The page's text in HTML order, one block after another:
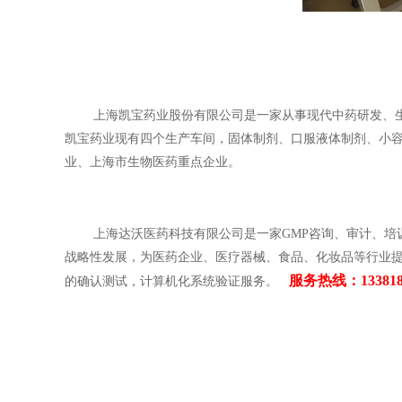
上海凯宝药业股份有限公司是一家从事现代中药研发、生
凯宝药业现有四个生产车间，固体制剂、口服液体制剂、小
业、上海市生物医药重点企业。
上海达沃医药科技有限公司是一家GMP咨询、审计、培
战略性发展，为医药企业、医疗器械、食品、化妆品等行业
的确认测试，计算机化系统验证服务。
服务热线：